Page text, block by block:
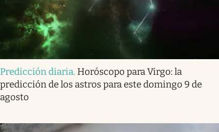
Predicción diaria. Horóscopo para Virgo: la
predicción de los astros para este domingo 9 de
agosto